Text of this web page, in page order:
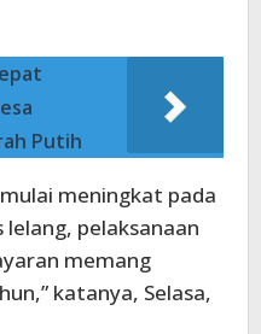
Putih
meningkat pada
pelaksanaan
memang
katanya, Selasa,